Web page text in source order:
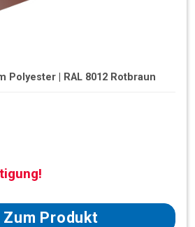
Polyester | RAL 8012 Rotbraun
Zum Produkt